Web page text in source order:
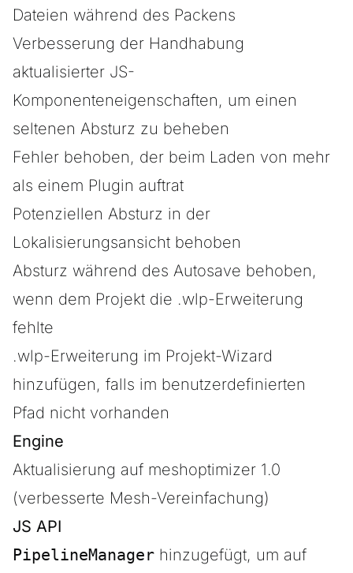
Dateien während des Packens
Verbesserung der Handhabung
aktualisierter JS-
Komponenteneigenschaften, um einen
seltenen Absturz zu beheben
Fehler behoben, der beim Laden von mehr
als einem Plugin auftrat
Potenziellen Absturz in der
Lokalisierungsansicht behoben
Absturz während des Autosave behoben,
wenn dem Projekt die .wlp-Erweiterung
fehlte
.wlp-Erweiterung im Projekt-Wizard
hinzufügen, falls im benutzerdefinierten
Pfad nicht vorhanden
Engine
Aktualisierung auf meshoptimizer 1.0
(verbesserte Mesh-Vereinfachung)
JS API
PipelineManager hinzugefügt, um auf